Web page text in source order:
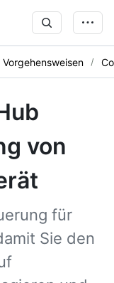
Vorgehensweisen
von
für
Sie den